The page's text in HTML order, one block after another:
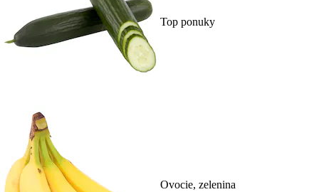
Top ponuky
Ovocie, zelenina